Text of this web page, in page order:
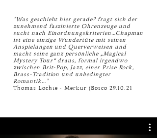
"Was geschieht hier gerade? fragt sich der
zunehmend faszinierte Ohrenzeuge und
sucht nach Einordnungskriterien…Chapman
ist eine einzige Wundertüte mit seinen
Anspielungen und Querverweisen und
macht seine ganz persönliche „Magical
Mystery Tour“ draus, formal irgendwo
zwischen Brit-Pop, Jazz, einer Prise Rock,
Brass-Tradition und unbedingter
Romantik…"
Thomas Lochte - Merkur (Bosco 29.10.21